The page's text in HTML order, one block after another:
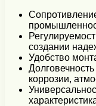
создании
Удобство
коррозии,